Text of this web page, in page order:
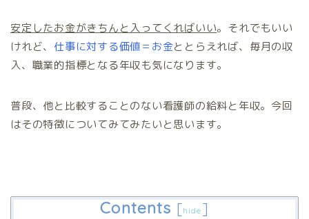
安定したお金がきちんと入ってくればいい。それでもいい
けれど、 仕事に対する価値＝お金ととらえれば、毎月の収
入、職業的指標となる年収も気になります。
普段、他と比較することのない看護師の給料と年収。今回
はその特徴についてみてみたいと思います。
Contents [hide ]